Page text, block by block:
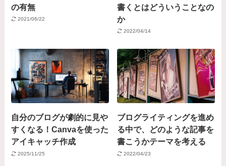
の有無
2021/06/22
書くとはどういうことなの
か
2022/04/14
自分のブログが劇的に見や
すくなる！Canvaを使った
アイキャッチ作成
2025/11/25
ブログライティングを進め
る中で、どのような記事を
書こうかテーマを考える
2022/04/23